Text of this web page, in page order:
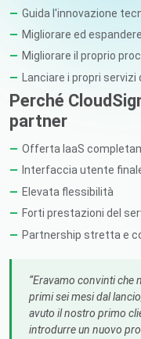
Guida l'innovazione
Migliorare ed
Migliorare il proprio
Lanciare i propri
Perché
partner
Offerta IaaS
Interfaccia utente
Elevata flessibilità
Forti prestazioni del
Partnership stretta e
Eravamo convinti che
primi sei mesi dal
avuto il nostro primo
introdurre un nuovo